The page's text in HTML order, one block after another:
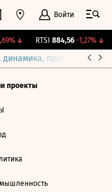
Войти
↓ RTSI 884,56 -1,27%↓
прогнозы
проекты